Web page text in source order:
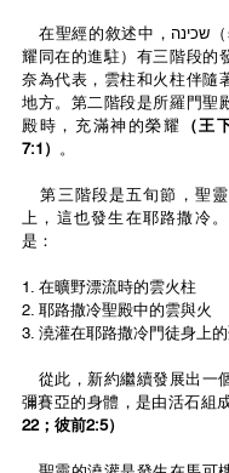
耀同在的進駐）有三階段的
奈為代表，雲柱和火柱伴隨
地方。第二階段是所羅門聖
殿時，充滿神的榮耀
（王
7:1）
。
   第三階段是五旬節，聖靈大大澆灌在門徒身
上，這也發生在耶路撒冷
是：
1. 在曠野漂流時的雲火柱
2. 耶路撒冷聖殿中的雲與火
3. 澆灌在耶路撒冷門徒身上的
彌賽亞的身體，是由活石組
22；彼前2:5）